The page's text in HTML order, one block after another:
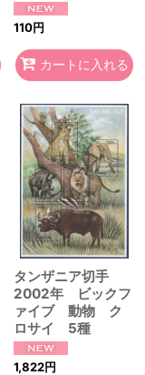
110円
カートに入れる
タンザニア切手
2002年 ビックフ
ァイブ 動物 ク
ロサイ 5種
1,822円